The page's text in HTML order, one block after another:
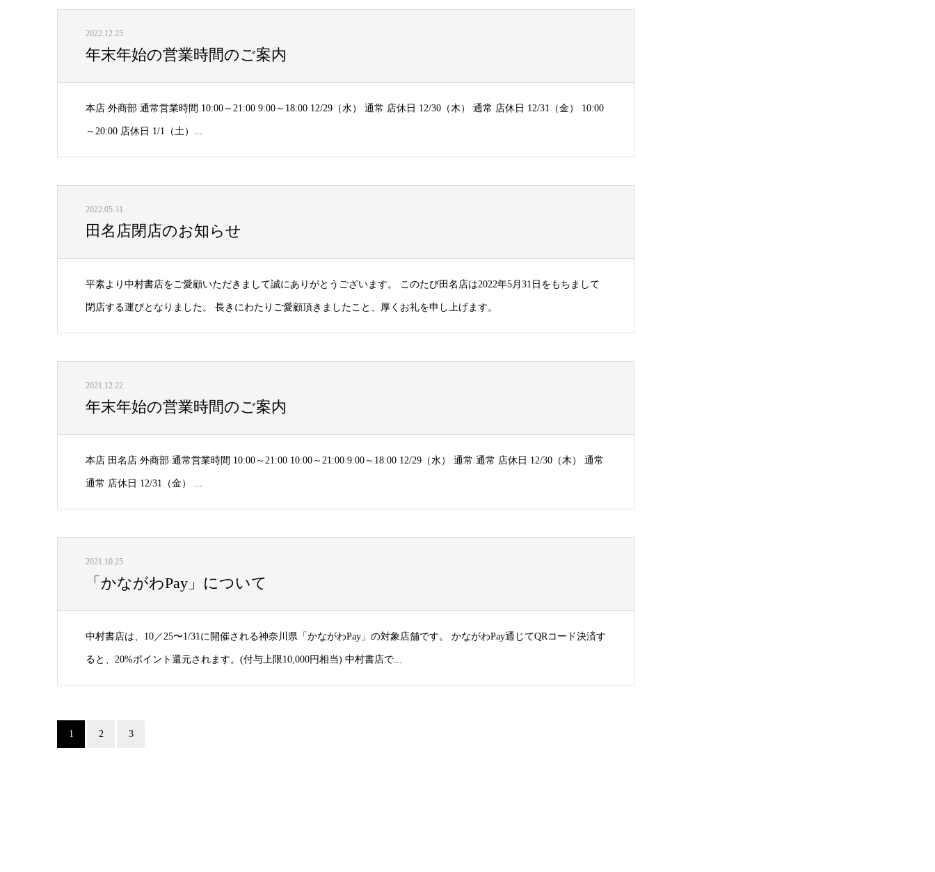
2022.12.25
年末年始の営業時間のご案内
本店 外商部 通常営業時間 10:00～21:00 9:00～18:00 12/29（水） 通常 店休日 12/30（木） 通常 店休日 12/31（金） 10:00
～20:00 店休日 1/1（土）...
2022.05.31
田名店閉店のお知らせ
平素より中村書店をご愛顧いただきまして誠にありがとうございます。 このたび田名店は2022年5月31日をもちまして
閉店する運びとなりました。 長きにわたりご愛顧頂きましたこと、厚くお礼を申し上げます。
2021.12.22
年末年始の営業時間のご案内
本店 田名店 外商部 通常営業時間 10:00～21:00 10:00～21:00 9:00～18:00 12/29（水） 通常 通常 店休日 12/30（木） 通常
通常 店休日 12/31（金） ...
2021.10.25
「かながわPay」について
中村書店は、10／25〜1/31に開催される神奈川県「かながわPay」の対象店舗です。 かながわPay通じてQRコード決済す
ると、20%ポイント還元されます。(付与上限10,000円相当) 中村書店で...
1 2 3